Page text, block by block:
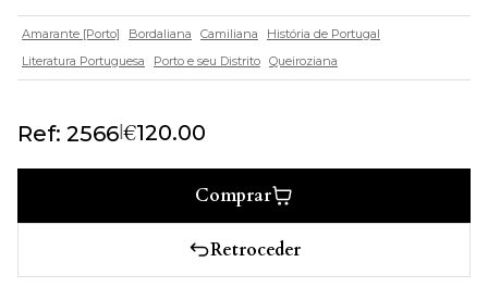
Amarante [Porto] Bordaliana Camiliana
História de Portugal
Literatura Portuguesa
Porto e seu Distrito Queiroziana
Ref: 2566|€120.00
Comprar
Retroceder